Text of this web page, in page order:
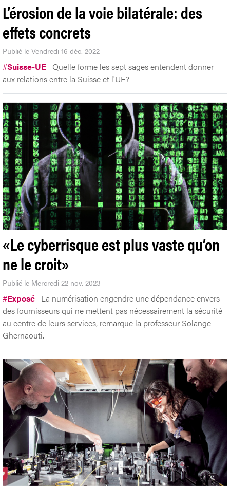
L’érosion de la voie bilatérale: des
effets concrets
Publié le Vendredi 16 déc. 2022
#Suisse-UE Quelle forme les sept sages entendent donner
aux relations entre la Suisse et l'UE?
«Le cyberrisque est plus vaste qu’on
ne le croit»
Publié le Mercredi 22 nov. 2023
#Exposé La numérisation engendre une dépendance envers
des fournisseurs qui ne mettent pas nécessairement la sécurité
au centre de leurs services, remarque la professeur Solange
Ghernaouti.